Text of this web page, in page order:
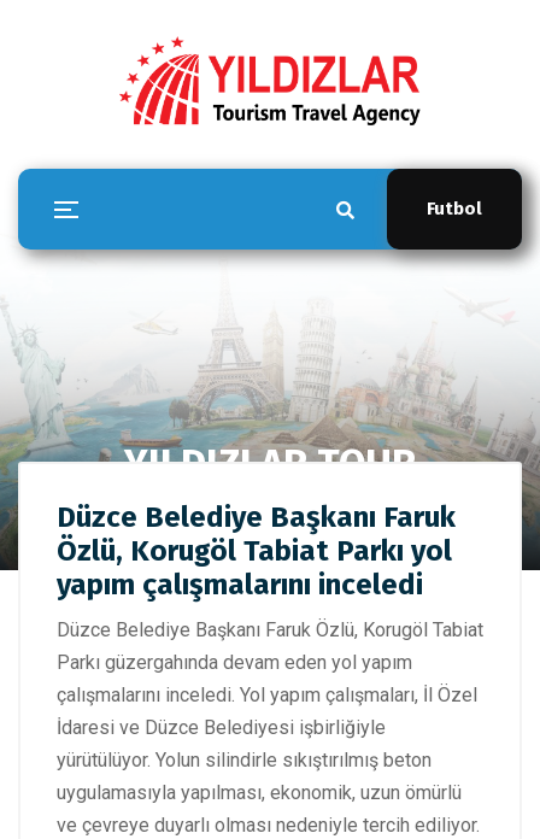
Futbol
YILDIZLAR TOUR
Anasayfa YILDIZLAR TOUR
Düzce Belediye Başkanı
Faruk Özlü, Korugöl Tabiat Parkı yol yapım çalışmalarını
inceledi
Düzce Belediye Başkanı Faruk
Özlü, Korugöl Tabiat Parkı yol
yapım çalışmalarını inceledi
Düzce Belediye Başkanı Faruk Özlü, Korugöl Tabiat
Parkı güzergahında devam eden yol yapım
çalışmalarını inceledi. Yol yapım çalışmaları, İl Özel
İdaresi ve Düzce Belediyesi işbirliğiyle
yürütülüyor. Yolun silindirle sıkıştırılmış beton
uygulamasıyla yapılması, ekonomik, uzun ömürlü
ve çevreye duyarlı olması nedeniyle tercih ediliyor.